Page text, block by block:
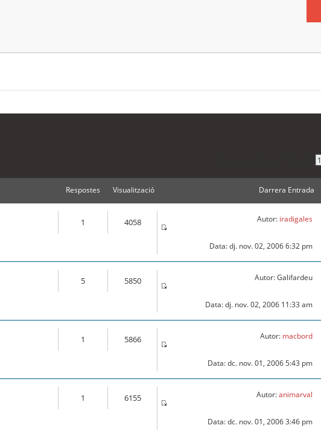
1
Respostes Visualització Darrera Entrada
1 4058 Autor: iradigales
Data: dj. nov. 02, 2006 6:32 pm
5 5850 Autor: Galifardeu
Data: dj. nov. 02, 2006 11:33 am
1 5866 Autor: macbord
Data: dc. nov. 01, 2006 5:43 pm
1 6155 Autor:animarval
Data: dc. nov. 01, 2006 3:46 pm